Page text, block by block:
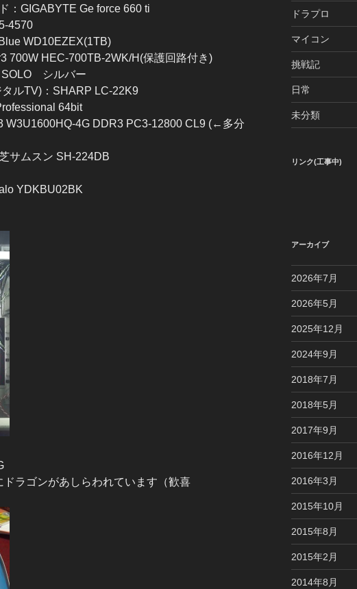
：GIGABYTE Ge force 660 ti
4570
WD10EZEX(1TB)
700W HEC-700TB-2WK/H(保護回路付き)
SOLO シルバー
ルTV)：SHARP LC-22K9
64bit
W3U1600HQ-4G DDR3 PC3-12800 CL9 (←多分
サムスン SH-224DB
YDKBU02BK
ドラゴンがあしらわれています（歓喜
ドラプロ
マイコン
挑戦記
日常
未分類
リンク(工事中)
アーカイブ
2026年7月
2026年5月
2025年12月
2024年9月
2018年7月
2018年5月
2017年9月
2016年12月
2016年3月
2015年10月
2015年8月
2015年2月
2014年8月